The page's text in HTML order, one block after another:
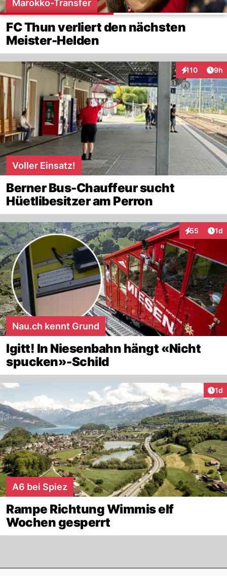
Marokko-Transfer
FC Thun verliert den nächsten
Meister-Helden
110
Interaktionen
9h
Voller Einsatz!
Berner Bus-Chauffeur sucht
Hüetlibesitzer am Perron
55
Interaktionen
1d
Nau.ch kennt Grund
Igitt! In Niesenbahn hängt «Nicht
spucken»-Schild
1d
A6 bei Spiez
Rampe Richtung Wimmis elf
Wochen gesperrt